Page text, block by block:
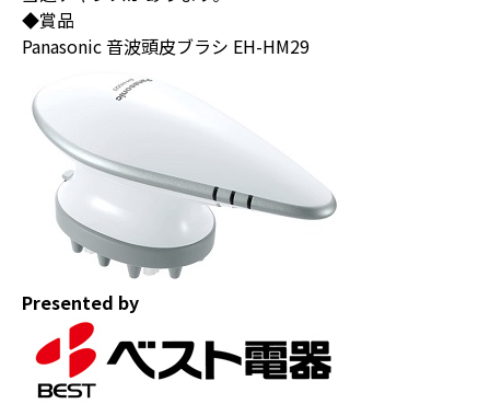
◆賞品
Panasonic 音波頭皮ブラシ EH-HM29
Presented by